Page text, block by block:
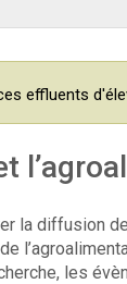
effluents
la diffusion
les